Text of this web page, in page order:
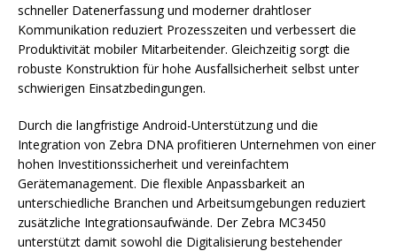
schneller Datenerfassung und moderner drahtloser
Kommunikation reduziert Prozesszeiten und verbessert die
Produktivität mobiler Mitarbeitender. Gleichzeitig sorgt die
robuste Konstruktion für hohe Ausfallsicherheit selbst unter
schwierigen Einsatzbedingungen.
Durch die langfristige Android-Unterstützung und die
Integration von Zebra DNA profitieren Unternehmen von einer
hohen Investitionssicherheit und vereinfachtem
Gerätemanagement. Die flexible Anpassbarkeit an
unterschiedliche Branchen und Arbeitsumgebungen reduziert
zusätzliche Integrationsaufwände. Der Zebra MC3450
unterstützt damit sowohl die Digitalisierung bestehender